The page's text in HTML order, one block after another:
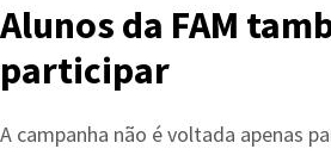
Alunos da FAM
participar
A campanha não é voltada apenas